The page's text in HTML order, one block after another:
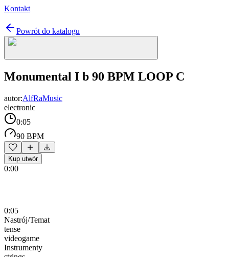
Kontakt
Powrót do katalogu
Monumental I b 90 BPM LOOP C
autor:AlfRaMusic
electronic
0:05
90 BPM
Kup utwór
0:00
0:05
Nastrój/Temat
tense
videogame
Instrumenty